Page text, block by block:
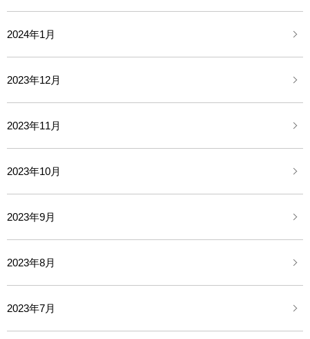
2024年1月
2023年12月
2023年11月
2023年10月
2023年9月
2023年8月
2023年7月